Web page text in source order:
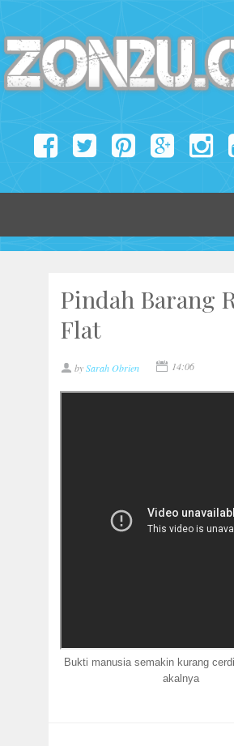
Pindah Barang
Flat
bySarah Obrien 14:06
Bukti manusia semakin kurang
akalnya